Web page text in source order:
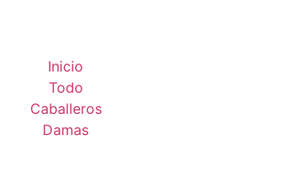
Inicio
Todo
Caballeros
Damas